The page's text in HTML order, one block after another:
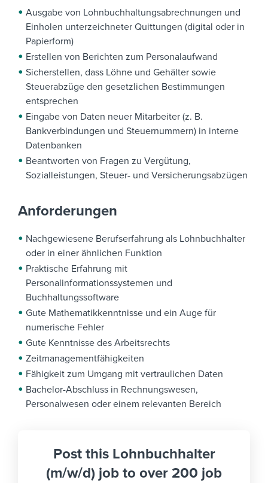
Ausgabe von Lohnbuchhaltungsabrechnungen und
Einholen unterzeichneter Quittungen (digital oder in
Papierform)
Erstellen von Berichten zum Personalaufwand
Sicherstellen, dass Löhne und Gehälter sowie
Steuerabzüge den gesetzlichen Bestimmungen
entsprechen
Eingabe von Daten neuer Mitarbeiter (z. B.
Bankverbindungen und Steuernummern) in interne
Datenbanken
Beantworten von Fragen zu Vergütung,
Sozialleistungen, Steuer- und Versicherungsabzügen
Anforderungen
Nachgewiesene Berufserfahrung als Lohnbuchhalter
oder in einer ähnlichen Funktion
Praktische Erfahrung mit
Personalinformationssystemen und
Buchhaltungssoftware
Gute Mathematikkenntnisse und ein Auge für
numerische Fehler
Gute Kenntnisse des Arbeitsrechts
Zeitmanagementfähigkeiten
Fähigkeit zum Umgang mit vertraulichen Daten
Bachelor-Abschluss in Rechnungswesen,
Personalwesen oder einem relevanten Bereich
Post this Lohnbuchhalter
(m/w/d) job to over 200 job